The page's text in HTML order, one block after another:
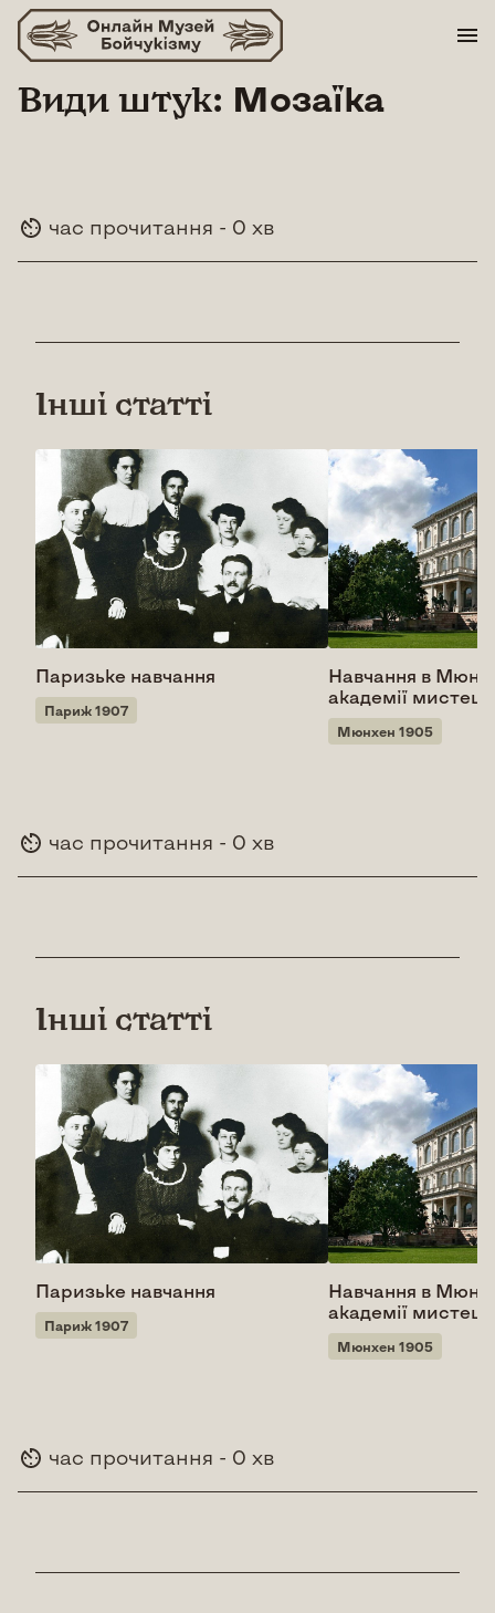
Skip
content
Види штук: Мозаїка
час прочитання - 0 хв
Інші статті
Паризьке навчання
Париж 1907
Навчання в
академії
Мюнхен 1905
час прочитання - 0 хв
Інші статті
Паризьке навчання
Париж 1907
Навчання в
академії
Мюнхен 1905
час прочитання - 0 хв